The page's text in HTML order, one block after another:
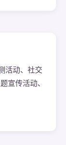
活动、社交
宣传活动、